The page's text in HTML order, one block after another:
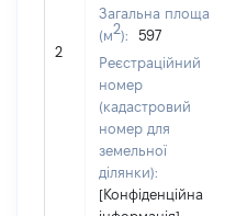
2
Загальна площа
(м2):
597
Реєстраційний
номер
(кадастровий
номер для
земельної
ділянки):
[Конфіденційна